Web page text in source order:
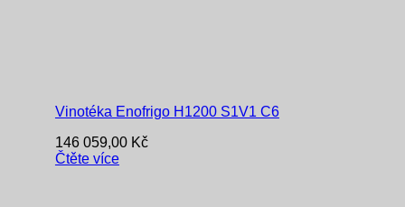
Vinotéka Enofrigo H1200 S1V1 C6
146 059,00 Kč
Čtěte více